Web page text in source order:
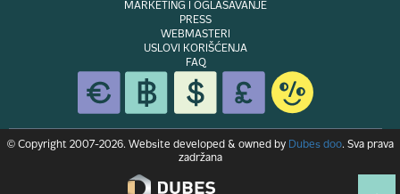
MARKETING I OGLAŠAVANJE
PRESS
WEBMASTERI
USLOVI KORIŠĆENJA
FAQ
© Copyright 2007-2026. Website developed & owned by Dubes doo. Sva prava
zadržana